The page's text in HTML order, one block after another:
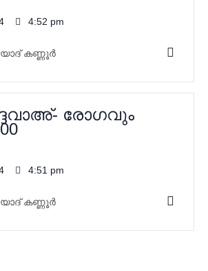
4:52 pm
കണ്ണൂർ
രോഗവും
4:51 pm
കണ്ണൂർ